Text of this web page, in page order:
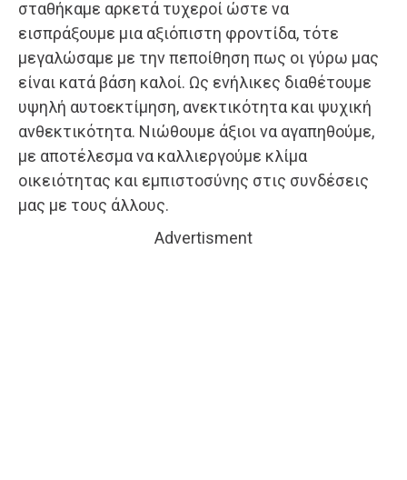
σταθήκαμε αρκετά τυχεροί ώστε να
εισπράξουμε μια αξιόπιστη φροντίδα, τότε
μεγαλώσαμε με την πεποίθηση πως οι γύρω μας
είναι κατά βάση καλοί. Ως ενήλικες διαθέτουμε
υψηλή αυτοεκτίμηση, ανεκτικότητα και ψυχική
ανθεκτικότητα. Νιώθουμε άξιοι να αγαπηθούμε,
με αποτέλεσμα να καλλιεργούμε κλίμα
οικειότητας και εμπιστοσύνης στις συνδέσεις
μας με τους άλλους.
Advertisment